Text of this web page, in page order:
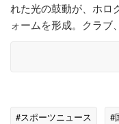
れた光の鼓動が、ホロ
ォームを形成。クラブ、
#スポーツニュース #